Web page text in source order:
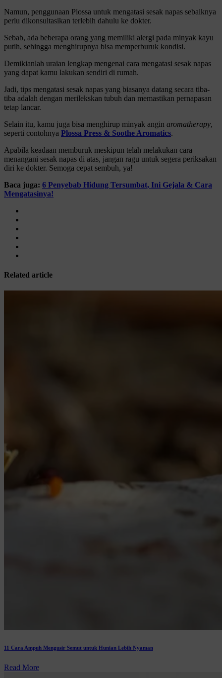
Namun, penggunaan Plossa untuk mengatasi sesak napas sebaiknya
perlu dikonsultasikan terlebih dahulu ke dokter.
Sebab, ada beberapa orang yang memiliki alergi pada minyak kayu
putih, sehingga menghirupnya bisa memperburuk kondisi.
Demikianlah uraian lengkap mengenai cara mengatasi sesak napas
yang dapat kamu lakukan sendiri di rumah.
Jadi, tips mengatasi sesak napas yang biasanya datang secara tiba-
tiba adalah dengan merilekskan tubuh dan memastikan pernapasan
tetap lancar.
Selain itu, kamu juga bisa menghirup minyak angin aromatherapy,
seperti contohnya Plossa Press & Soothe Aromatics.
Apabila keadaan memburuk meskipun telah melakukan cara
menangani sesak napas di atas, jangan ragu untuk segera periksakan
diri ke dokter. Semoga cepat sembuh, ya!
Baca juga: 6 Penyebab Hidung Tersumbat, Ini Gejala & Cara
Mengatasinya!
Related article
11 Cara Ampuh Mengusir Semut untuk Hunian Lebih Nyaman
Read More